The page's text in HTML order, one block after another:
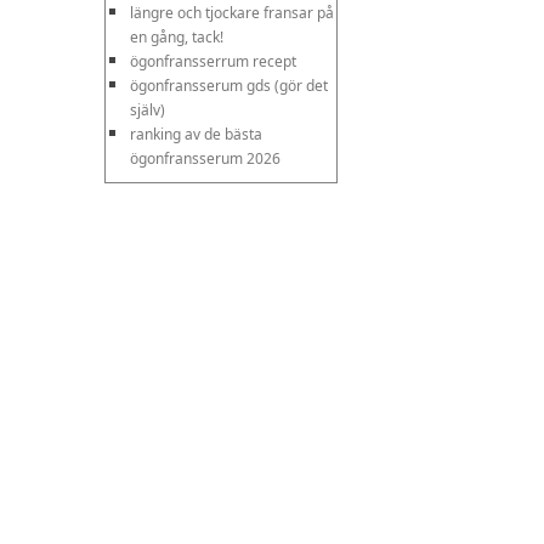
längre och tjockare fransar på
en gång, tack!
ögonfransserrum recept
ögonfransserum gds (gör det
själv)
ranking av de bästa
ögonfransserum 2026